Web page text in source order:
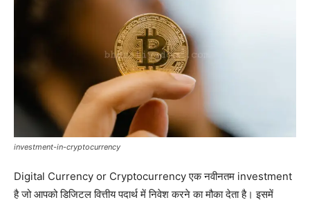
investment-in-cryptocurrency
Digital Currency or Cryptocurrency एक नवीनतम investment
है जो आपको डिजिटल वित्तीय पदार्थ में निवेश करने का मौका देता है। इसमें